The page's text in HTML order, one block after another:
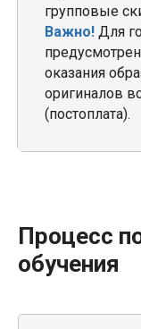
групповые
Важно! Для
оказания
оригиналов
(постоплата).
Процесс
обучения